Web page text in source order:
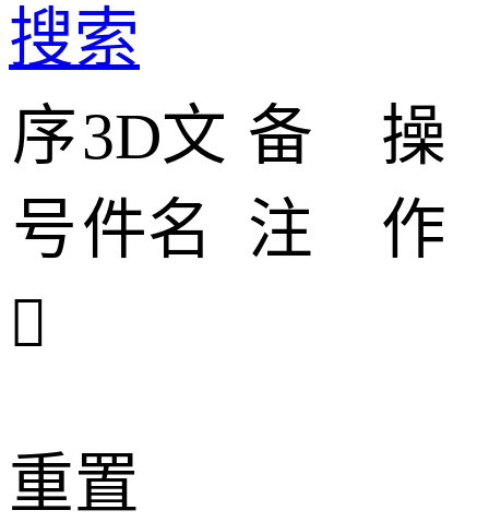
搜索
序
号
3D文
件名
备
注
操
作

重置